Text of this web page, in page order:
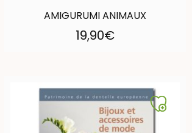
AMIGURUMI ANIMAUX
19,90€